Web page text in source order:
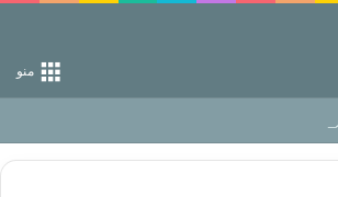
منو
دوری وکناره‌گیری از راه خداست‌!